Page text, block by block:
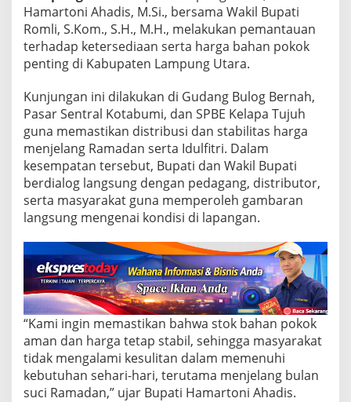
e
r
s
d
a
a
n
a
n
H
a
r
g
a
B
a
h
a
n
P
o
k
k
Hamartoni Ahadis, M.Si., bersama Wakil Bupati
Romli, S.Kom., S.H., M.H., melakukan pemantauan
terhadap ketersediaan serta harga bahan pokok
penting di Kabupaten Lampung Utara.
Kunjungan ini dilakukan di Gudang Bulog Bernah,
Pasar Sentral Kotabumi, dan SPBE Kelapa Tujuh
guna memastikan distribusi dan stabilitas harga
menjelang Ramadan serta Idulfitri. Dalam
kesempatan tersebut, Bupati dan Wakil Bupati
berdialog langsung dengan pedagang, distributor,
serta masyarakat guna memperoleh gambaran
langsung mengenai kondisi di lapangan.
“Kami ingin memastikan bahwa stok bahan pokok
aman dan harga tetap stabil, sehingga masyarakat
tidak mengalami kesulitan dalam memenuhi
kebutuhan sehari-hari, terutama menjelang bulan
suci Ramadan,” ujar Bupati Hamartoni Ahadis.